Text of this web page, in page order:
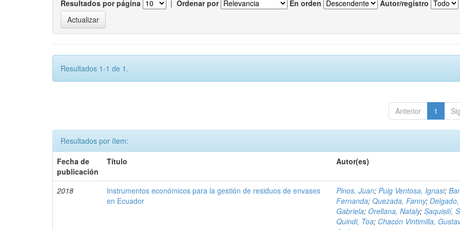
Resultados por página | Ordenar por En orden Autor/registro
Resultados 1-1 de 1.
Anterior 1
Resultados por ítem:
Fecha de
publicación
Título Autor(es)
2018
Instrumentos económicos para la gestión de residuos de envases
en Ecuador
Pinos, Juan;Puig Ventosa, Ignasi;
Fernanda;Quezada, Fanny;Delgado,
Gabriela;Orellana, Nataly;Saquisilí,
Quindi, Toa; Chacón Vintimilla,